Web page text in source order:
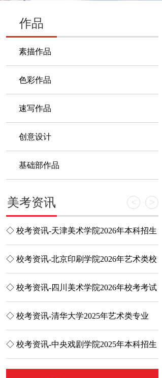
作品
素描作品
色彩作品
速写作品
创意设计
基础部作品
< >
美考资讯
◇ 校考资讯-天津美术学院2026年本科招生
简章
◇ 校考资讯-北京印刷学院2026年艺术类校
考考试大纲
◇ 校考资讯-四川美术学院2026年校考考试
说明
◇ 校考资讯-清华大学2025年艺术类专业
（美术学院）本科招...
◇ 校考资讯-中央戏剧学院2025年本科招生